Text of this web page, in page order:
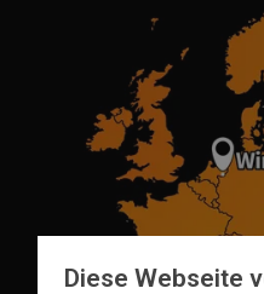
Diese Webseite